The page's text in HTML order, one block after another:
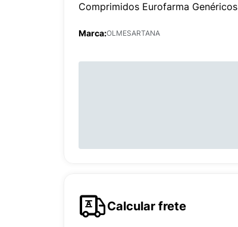
Comprimidos Eurofarma Genéricos
Marca:OLMESARTANA
Calcular frete